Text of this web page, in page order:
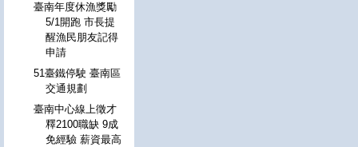
臺南年度休漁獎勵
5/1開跑 市長提
醒漁民朋友記得
申請
51臺鐵停駛 臺南區
交通規劃
臺南中心線上徵才
釋2100職缺 9成
免經驗 薪資最高